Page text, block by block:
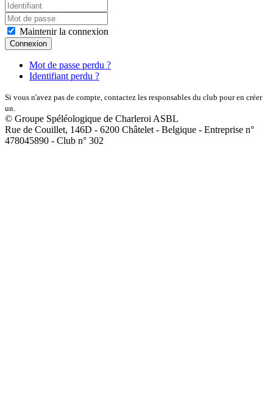
Maintenir la connexion
Connexion
Mot de passe perdu ?
Identifiant perdu ?
Si vous n'avez pas de compte, contactez les responsables du club pour en créer
un.
© Groupe Spéléologique de Charleroi ASBL
Rue de Couillet, 146D - 6200 Châtelet - Belgique - Entreprise n°
478045890 - Club n° 302